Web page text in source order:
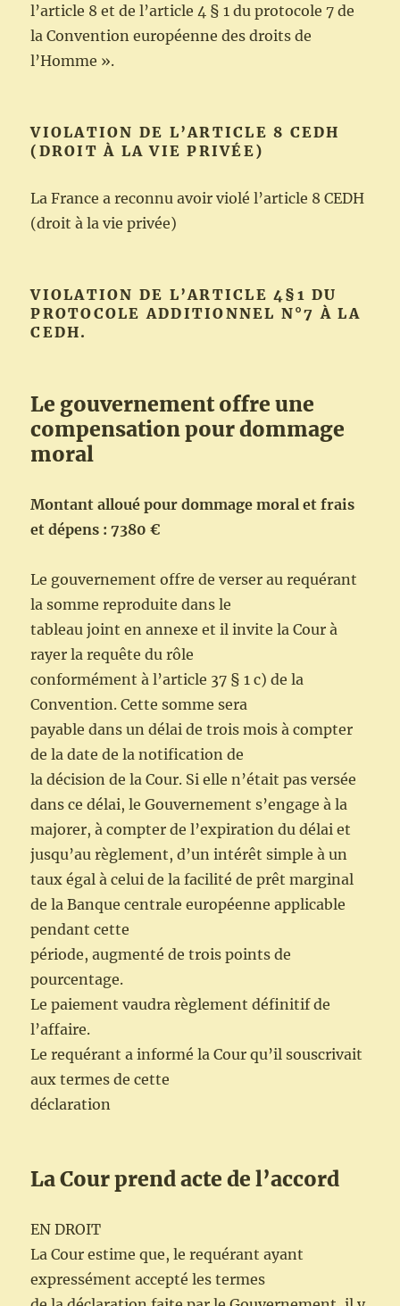
l’article 8 et del’article 4 § 1 du protocole 7 de
la Convention européenne des droits de
l’Homme ».
VIOLATION DE L’ARTICLE 8 CEDH
(DROIT À LA VIE PRIVÉE)
La France a reconnu avoir violé l’article 8 CEDH
(droit à la vie privée)
VIOLATION DE L’ARTICLE 4§1 DU
PROTOCOLE ADDITIONNEL N°7 À LA
CEDH.
Le gouvernement offre une
compensation pour dommage
moral
Montant alloué pour dommage moral et frais
et dépens : 7380 €
Le gouvernement offre de verser au requérant
la somme reproduite dans le
tableau joint en annexe et il invite la Cour à
rayer la requête du rôle
conformément à l’article 37 § 1 c) de la
Convention. Cette somme sera
payable dans un délai de trois mois à compter
de la date de la notification de
la décision de la Cour. Si elle n’était pas versée
dans ce délai, leGouvernement s’engage à la
majorer, à compter de l’expiration du délai et
jusqu’au règlement, d’un intérêt simple à un
taux égal à celui de la facilité deprêt marginal
de la Banque centrale européenne applicable
pendant cette
période, augmenté de trois points de
pourcentage.
Le paiement vaudra règlement définitif de
l’affaire.
Le requérant a informé la Cour qu’il souscrivait
aux termes de cette
déclaration
La Cour prend acte de l’accord
EN DROIT
La Cour estime que, le requérant ayant
expressément accepté les termes